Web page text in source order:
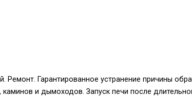
Ремонт. Гарантированное устранение причины
каминов и дымоходов. Запуск печи после